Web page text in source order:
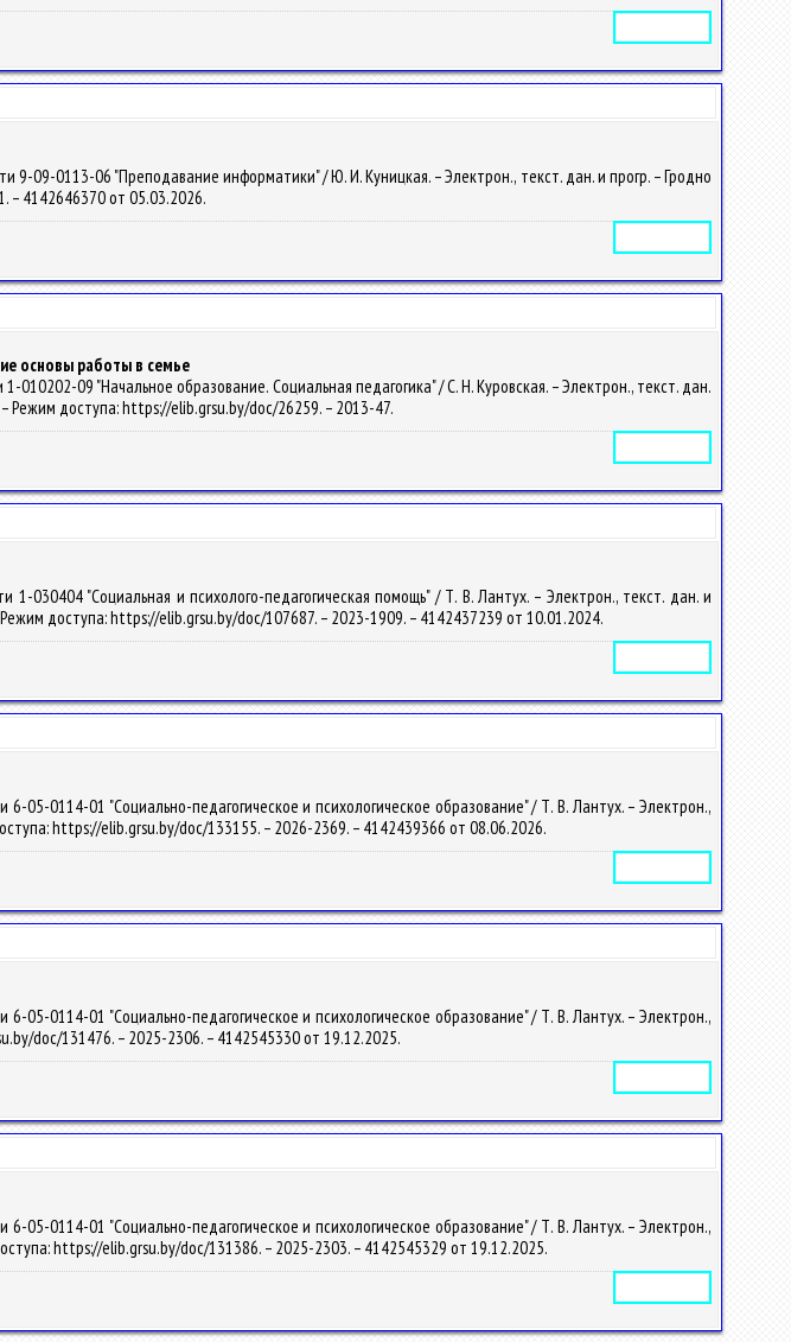
09-0113-06 "Преподавание информатики" / Ю. И. Куницкая. – Электрон., текст. дан. и прогр. – Гродно
– 4142646370 от 05.03.2026.
основы работы в семье
09 "Начальное образование. Социальная педагогика" / С. Н. Куровская. – Электрон., текст. дан.
– Режим доступа: https://elib.grsu.by/doc/26259. – 2013-47.
030404 "Социальная и психолого-педагогическая помощь" / Т. В. Лантух. – Электрон., текст. дан. и
доступа: https://elib.grsu.by/doc/107687. – 2023-1909. – 4142437239 от 10.01.2024.
05-0114-01 "Социально-педагогическое и психологическое образование" / Т. В. Лантух. – Электрон.,
https://elib.grsu.by/doc/133155. – 2026-2369. – 4142439366 от 08.06.2026.
05-0114-01 "Социально-педагогическое и психологическое образование" / Т. В. Лантух. – Электрон.,
doc/131476. – 2025-2306. – 4142545330 от 19.12.2025.
05-0114-01 "Социально-педагогическое и психологическое образование" / Т. В. Лантух. – Электрон.,
https://elib.grsu.by/doc/131386. – 2025-2303. – 4142545329 от 19.12.2025.